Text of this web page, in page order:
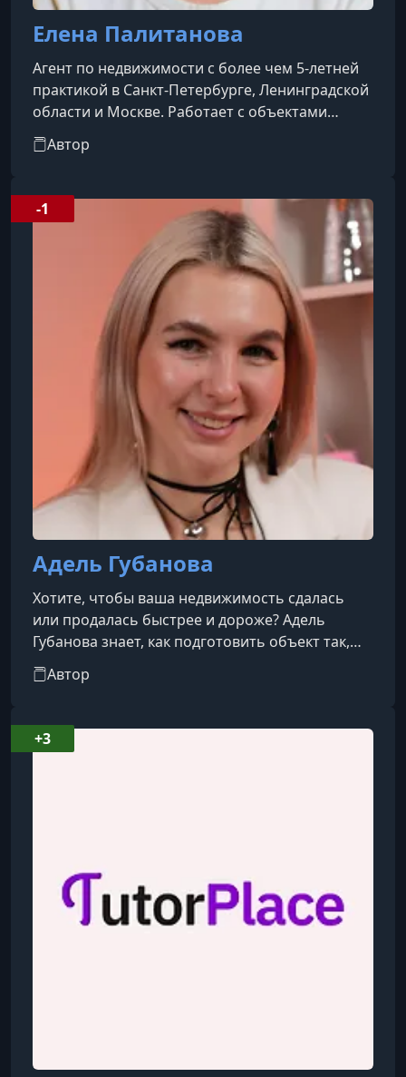
Елена Палитанова
Агент по недвижимости с более чем 5-летней
практикой в Санкт-Петербурге, Ленинградской
области и Москве. Работает с объектами
первичного и вторичного рынка. Клиентская
база преимущественно формируется через
Автор
Адель Губанова
Хотите, чтобы ваша недвижимость сдалась
или продалась быстрее и дороже? Адель
Губанова знает, как подготовить объект так,
чтобы клиенты влюблялись с первого взгляда
— и сделка состоялась максимально выгодно.
Автор
-1
+3